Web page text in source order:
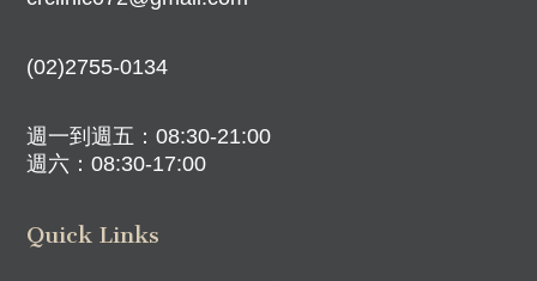
(02)2755-0134
週一到週五：08:30-21:00
週六：08:30-17:00
Quick Links